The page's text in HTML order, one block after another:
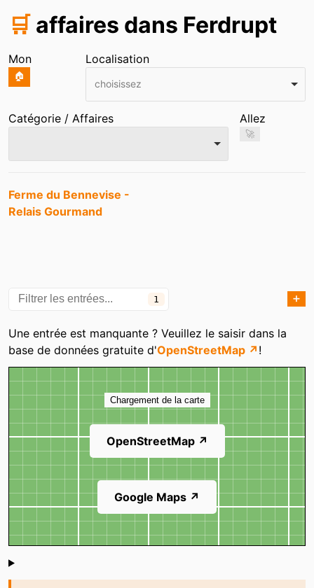
🛒 affaires dans Ferdrupt
Mon
🏠
Localisation
choisissez
Catégorie / Affaires Allez
🚀
Entrées
Ferme du Bennevise -
Relais Gourmand
1 ➕
Catégories
Une entrée est manquante ? Veuillez le saisir dans la
base de données gratuite d'OpenStreetMap ↗ !
Carte
Chargement de la carte
OpenStreetMap ↗
Google Maps ↗
Shoutbox